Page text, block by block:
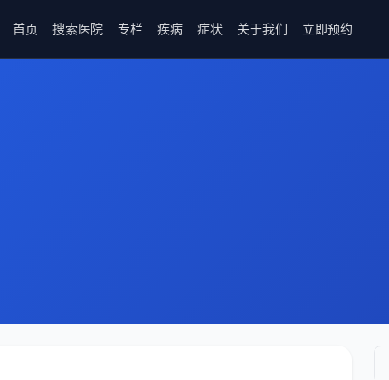
首页 搜索医院 专栏 疾病 症状 关于我们 立即预约